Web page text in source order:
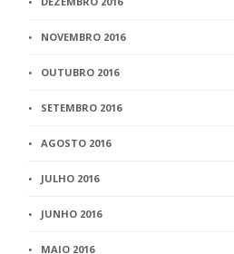
NOVEMBRO 2016
OUTUBRO 2016
SETEMBRO 2016
AGOSTO 2016
JULHO 2016
JUNHO 2016
MAIO 2016